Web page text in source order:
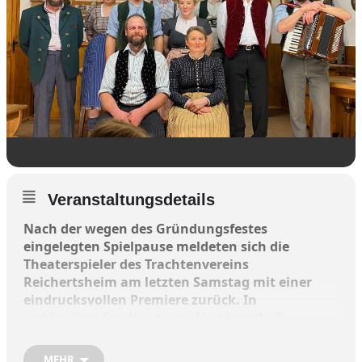
Veranstaltungsdetails
Nach der wegen des Gründungsfestes
eingelegten Spielpause meldeten sich die
Theaterspieler des Trachtenvereins
Reichertsheim am letzten Samstag mit einer
eindrucksvollen Premiere zurück. In
Aufführung und begeisterten damit das